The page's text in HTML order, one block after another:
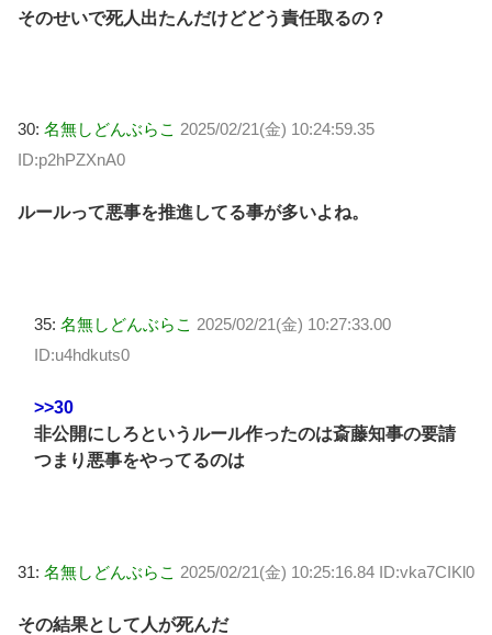
そのせいで死人出たんだけどどう責任取るの？
30: 名無しどんぶらこ 2025/02/21(金) 10:24:59.35
ID:p2hPZXnA0
ルールって悪事を推進してる事が多いよね。
35: 名無しどんぶらこ 2025/02/21(金) 10:27:33.00
ID:u4hdkuts0
>>30
非公開にしろというルール作ったのは斎藤知事の要請
つまり悪事をやってるのは
31: 名無しどんぶらこ 2025/02/21(金) 10:25:16.84 ID:vka7CIKl0
その結果として人が死んだ